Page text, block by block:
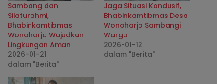
Sambang dan
Silaturahmi,
Bhabinkamtibmas
Wonoharjo Wujudkan
Lingkungan Aman
2026-01-21
dalam "Berita"
Jaga Situasi Kondusif,
Bhabinkamtibmas Desa
Wonoharjo Sambangi
Warga
2026-01-12
dalam "Berita"